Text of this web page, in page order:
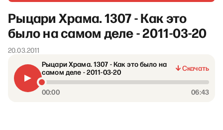
Рыцари Храма. 1307 - Как это
было на самом деле - 2011-03-20
20.03.2011
Рыцари Храма. 1307 - Как это было на
самом деле - 2011-03-20
Скачать
00:00 06:43